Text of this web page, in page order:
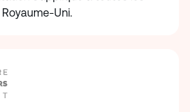
Uni.